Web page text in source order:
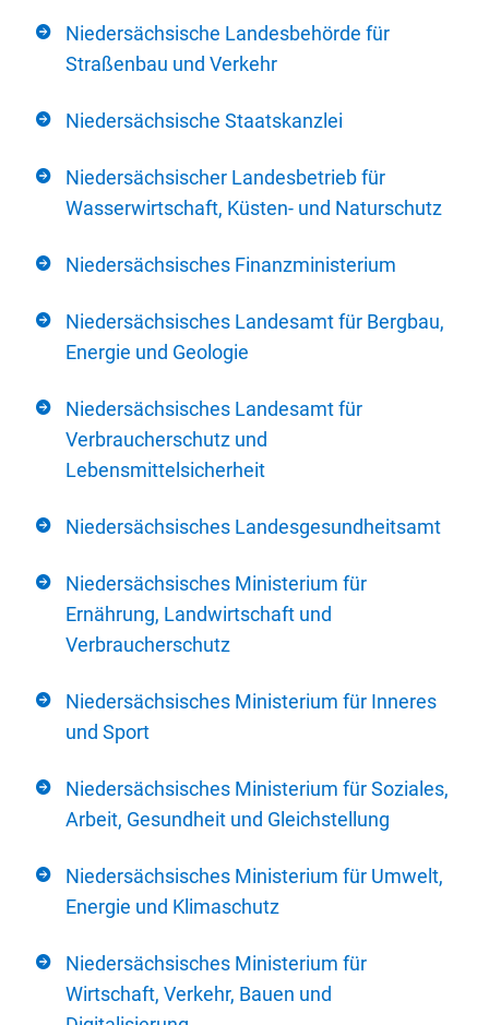
Niedersächsische Landesbehörde für
Straßenbau und Verkehr
Niedersächsische Staatskanzlei
Niedersächsischer Landesbetrieb für
Wasserwirtschaft, Küsten- und Naturschutz
Niedersächsisches Finanzministerium
Niedersächsisches Landesamt für Bergbau,
Energie und Geologie
Niedersächsisches Landesamt für
Verbraucherschutz und
Lebensmittelsicherheit
Niedersächsisches Landesgesundheitsamt
Niedersächsisches Ministerium für
Ernährung, Landwirtschaft und
Verbraucherschutz
Niedersächsisches Ministerium für Inneres
und Sport
Niedersächsisches Ministerium für Soziales,
Arbeit, Gesundheit und Gleichstellung
Niedersächsisches Ministerium für Umwelt,
Energie und Klimaschutz
Niedersächsisches Ministerium für
Wirtschaft, Verkehr, Bauen und